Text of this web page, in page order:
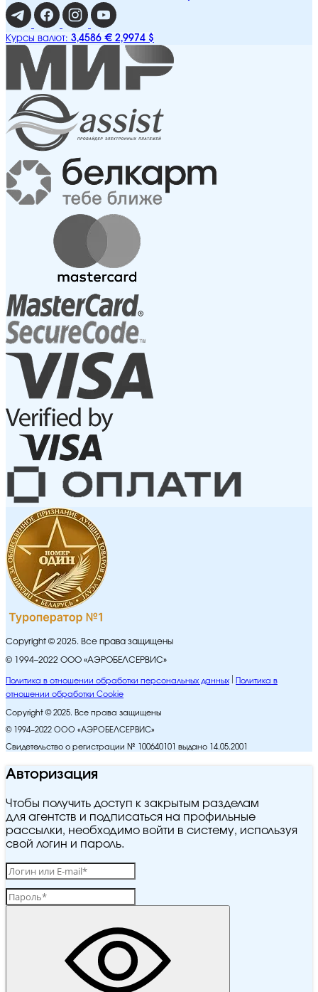
Курсы валют: 3,4586 € 2,9974 $
Copyright © 2025. Все права защищены
© 1994–2022 ООО «АЭРОБЕЛСЕРВИС»
Политика в отношении обработки персональных данных
Политика в
отношении обработки Cookie
Copyright © 2025. Все права защищены
© 1994–2022 ООО «АЭРОБЕЛСЕРВИС»
Свидетельство о регистрации № 100640101 выдано 14.05.2001
Авторизация
Чтобы получить доступ к закрытым разделам
для агентств и подписаться на профильные
рассылки, необходимо войти в систему, используя
свой логин и пароль.